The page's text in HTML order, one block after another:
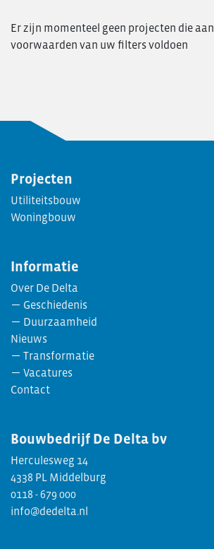
Er zijn momenteel geen projecten die
voorwaarden van uw filters voldoen
Projecten
Utiliteitsbouw
Woningbouw
Informatie
Over De Delta
Geschiedenis
Duurzaamheid
Nieuws
Transformatie
Vacatures
Contact
Bouwbedrijf De Delta bv
Herculesweg 14
4338 PL Middelburg
0118 - 679 000
info@dedelta.nl